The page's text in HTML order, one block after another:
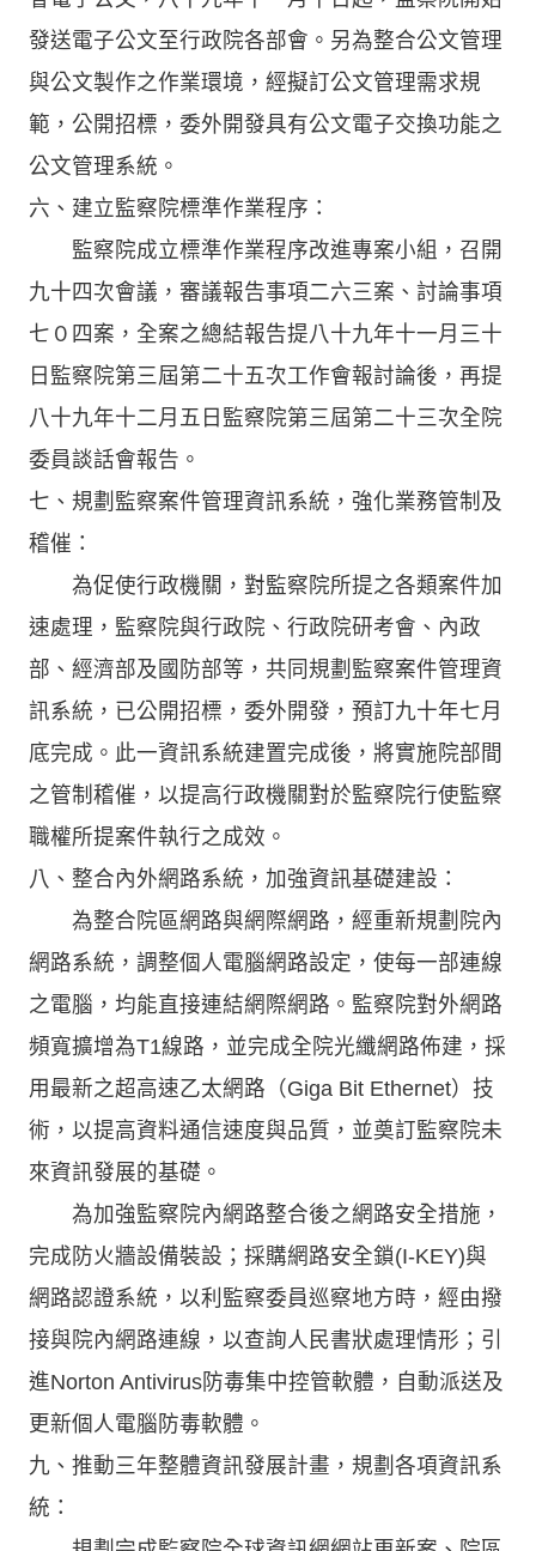
發送電子公文至行政院各部會。另為整合公文管理
與公文製作之作業環境，經擬訂公文管理需求規
範，公開招標，委外開發具有公文電子交換功能之
公文管理系統。
六、建立監察院標準作業程序：
監察院成立標準作業程序改進專案小組，召開
九十四次會議，審議報告事項二六三案、討論事項
七０四案，全案之總結報告提八十九年十一月三十
日監察院第三屆第二十五次工作會報討論後，再提
八十九年十二月五日監察院第三屆第二十三次全院
委員談話會報告。
七、規劃監察案件管理資訊系統，強化業務管制及
稽催：
為促使行政機關，對監察院所提之各類案件加
速處理，監察院與行政院、行政院研考會、內政
部、經濟部及國防部等，共同規劃監察案件管理資
訊系統，已公開招標，委外開發，預訂九十年七月
底完成。此一資訊系統建置完成後，將實施院部間
之管制稽催，以提高行政機關對於監察院行使監察
職權所提案件執行之成效。
八、整合內外網路系統，加強資訊基礎建設：
為整合院區網路與網際網路，經重新規劃院內
網路系統，調整個人電腦網路設定，使每一部連線
之電腦，均能直接連結網際網路。監察院對外網路
頻寬擴增為T1線路，並完成全院光纖網路佈建，採
用最新之超高速乙太網路（Giga Bit Ethernet）技
術，以提高資料通信速度與品質，並奠訂監察院未
來資訊發展的基礎。
為加強監察院內網路整合後之網路安全措施，
完成防火牆設備裝設；採購網路安全鎖(I-KEY)與
網路認證系統，以利監察委員巡察地方時，經由撥
接與院內網路連線，以查詢人民書狀處理情形；引
進Norton Antivirus防毒集中控管軟體，自動派送及
更新個人電腦防毒軟體。
九、推動三年整體資訊發展計畫，規劃各項資訊系
統：